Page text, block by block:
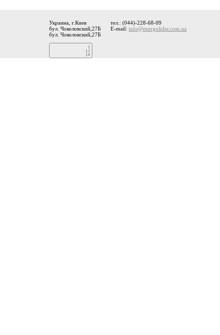
Украина, г.Киев
бул. Чоколовский,27Б
бул. Чоколовский,27Б
тел.: (044)-228-68-09
E-mail: info@energolider.com.ua